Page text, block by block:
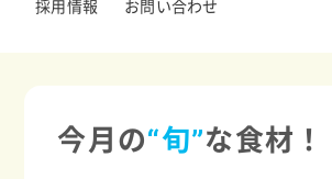
採用情報
お問い合わせ
今月の“旬”な食材！